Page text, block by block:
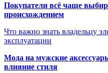
Покупатели всё чаще
происхождением
Что важно знать владельцу
эксплуатации
Мода на мужские
влияние стиля